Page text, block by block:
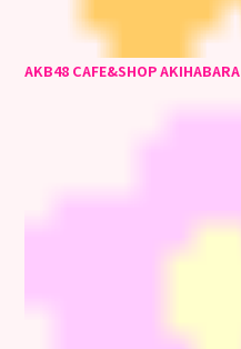
AKB48 CAFE&SHOP AKIHABARA